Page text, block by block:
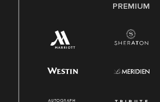
PREMIUM